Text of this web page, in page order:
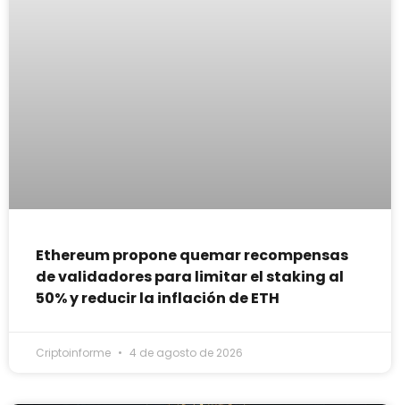
Ethereum propone quemar recompensas
de validadores para limitar el staking al
50% y reducir la inflación de ETH
Criptoinforme 4 de agosto de 2026